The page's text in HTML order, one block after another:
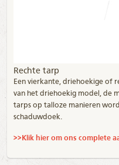
Rechte tarp
Een vierkante, driehoekige of
van het driehoekig model, de
tarps op talloze manieren
schaduwdoek.
>> Klik hier om ons complete